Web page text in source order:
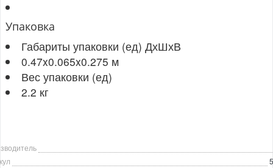
Упаковка
Габариты упаковки (ед) ДхШхВ
0.47x0.065x0.275 м
Вес упаковки (ед)
2.2 кг